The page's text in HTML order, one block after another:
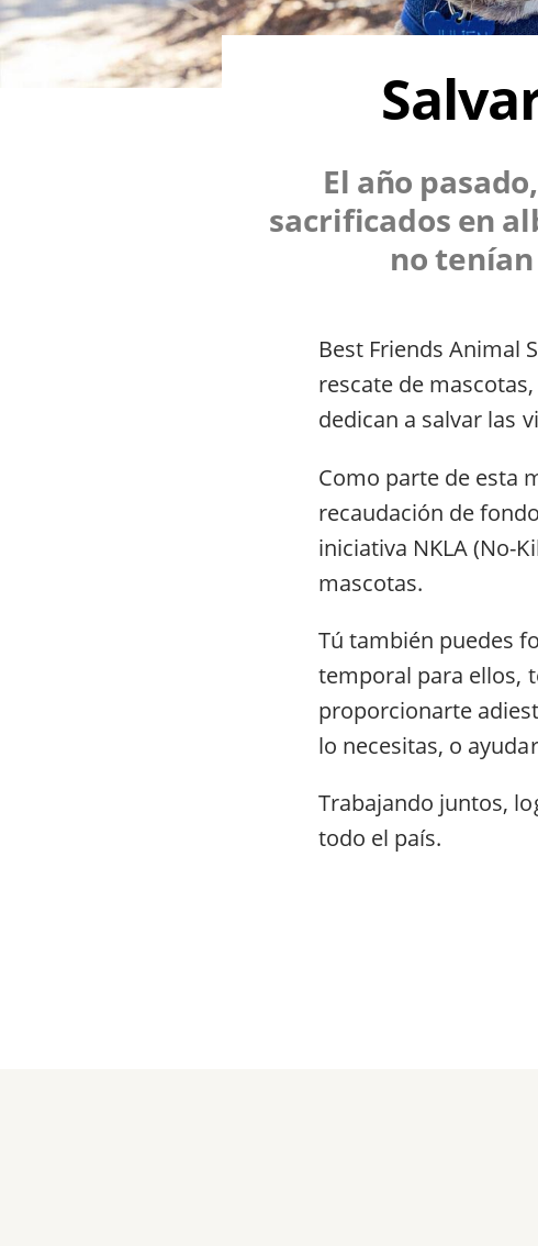
El año
sacrificados en
no
Best Friends Animal
rescate de
dedican a salvar las
Como parte de esta
recaudación de
iniciativa NKLA (No-
mascotas.
Tú también puedes
temporal para ellos,
proporcionarte
lo necesitas, o
Trabajando juntos,
todo el país.